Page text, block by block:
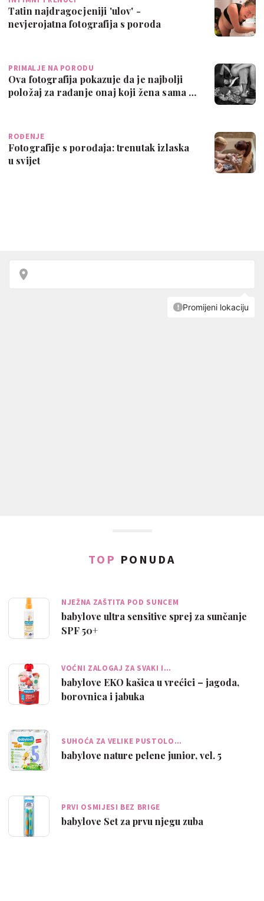
Tatin najdragocjeniji 'ulov' -
nevjerojatna fotografija s poroda
PRIMALJE NA PORODU
Ova fotografija pokazuje da je najbolji
položaj za rađanje onaj koji žena sama …
ROĐENJE
Fotografije s porođaja: trenutak izlaska
u svijet
TOP PONUDA
NJEŽNA ZAŠTITA POD SUNCEM
babylove ultra sensitive sprej za sunčanje
SPF 50+
VOĆNI ZALOGAJ ZA SVAKI I…
babylove EKO kašica u vrećici – jagoda,
borovnica i jabuka
SUHOĆA ZA VELIKE PUSTOLO…
babylove nature pelene junior, vel. 5
PRVI OSMIJESI BEZ BRIGE
babylove Set za prvu njegu zuba